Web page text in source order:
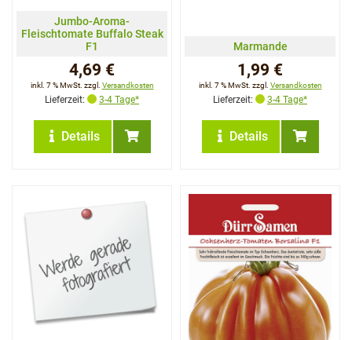
Jumbo-Aroma-
Fleischtomate Buffalo Steak
F1
4,69 €
inkl. 7 % MwSt. zzgl. Versandkosten
Lieferzeit: 3-4 Tage*
Details
Marmande
1,99 €
inkl. 7 % MwSt. zzgl. Versandkosten
Lieferzeit: 3-4 Tage*
Details